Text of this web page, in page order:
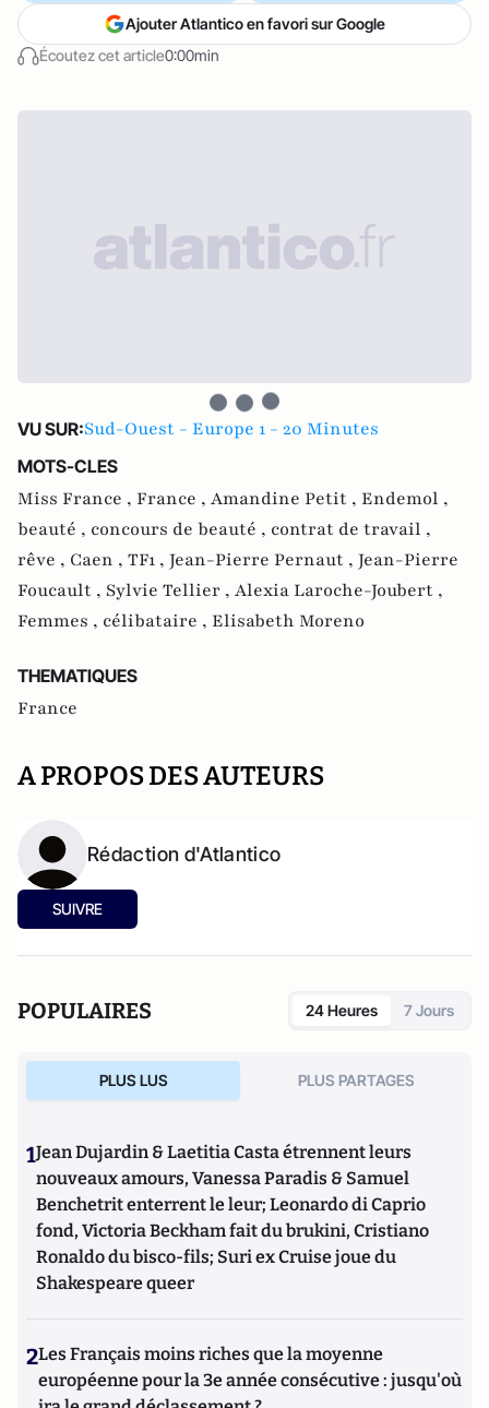
Écoutez cet article0:00min
Ajouter Atlantico en favori sur Google
VU SUR:Sud-Ouest - Europe 1 - 20 Minutes
MOTS-CLES
Miss France , France , Amandine Petit , Endemol ,
beauté , concours de beauté , contrat de travail ,
rêve , Caen , TF1 , Jean-Pierre Pernaut , Jean-Pierre
Foucault , Sylvie Tellier , Alexia Laroche-Joubert ,
Femmes , célibataire , Elisabeth Moreno
THEMATIQUES
France
A PROPOS DES AUTEURS
Rédaction d'Atlantico
SUIVRE
POPULAIRES 24 Heures 7 Jours
PLUS LUS PLUS PARTAGES
1Jean Dujardin & Laetitia Casta étrennent leurs
nouveaux amours, Vanessa Paradis & Samuel
Benchetrit enterrent le leur; Leonardo di Caprio
fond, Victoria Beckham fait du brukini, Cristiano
Ronaldo du bisco-fils; Suri ex Cruise joue du
Shakespeare queer
2Les Français moins riches que la moyenne
européenne pour la 3e année consécutive : jusqu'où